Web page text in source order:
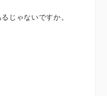
じゃないですか。